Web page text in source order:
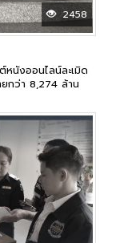
2458
หนังออนไลน์ละเมิด
กว่า 8,274 ล้าน